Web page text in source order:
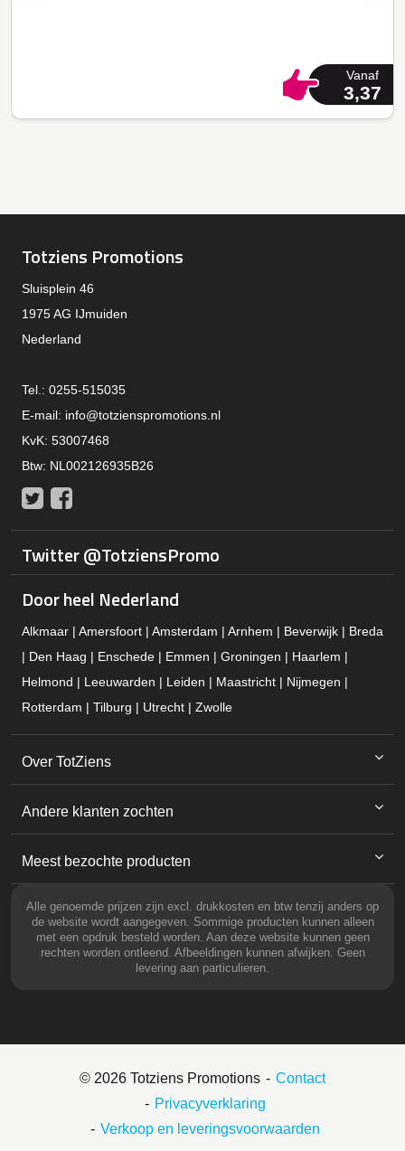
Vanaf
3,37
Totziens Promotions
Sluisplein 46
1975 AG IJmuiden
Nederland
Tel.: 0255-515035
E-mail: info@totzienspromotions.nl
KvK: 53007468
Btw: NL002126935B26
Twitter
Twitter @TotziensPromo
Door heel Nederland
Alkmaar | Amersfoort | Amsterdam | Arnhem | Beverwijk | Breda
| Den Haag | Enschede | Emmen | Groningen | Haarlem |
Helmond | Leeuwarden | Leiden | Maastricht | Nijmegen |
Rotterdam | Tilburg | Utrecht | Zwolle
Over TotZiens
Andere klanten zochten
Meest bezochte producten
Alle genoemde prijzen zijn excl. drukkosten en btw tenzij anders op
de website wordt aangegeven. Sommige producten kunnen alleen
met een opdruk besteld worden. Aan deze website kunnen geen
rechten worden ontleend. Afbeeldingen kunnen afwijken. Geen
levering aan particulieren.
© 2026 Totziens Promotions
Contact
Privacyverklaring
Verkoop en leveringsvoorwaarden